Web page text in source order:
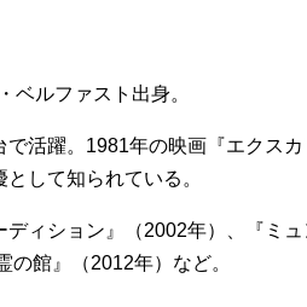
ベルファスト出身。
活躍。1981年の映画『エクス
して知られている。
ィション』（2002年）、『ミ
館』（2012年）など。